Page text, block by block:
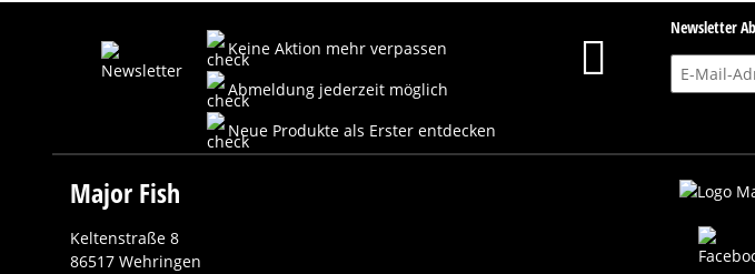
Keine Aktion mehr verpassen
Abmeldung jederzeit möglich
Neue Produkte als Erster entdecken
Newsletter
E-Mail-
Major Fish
Keltenstraße 8
86517 Wehringen